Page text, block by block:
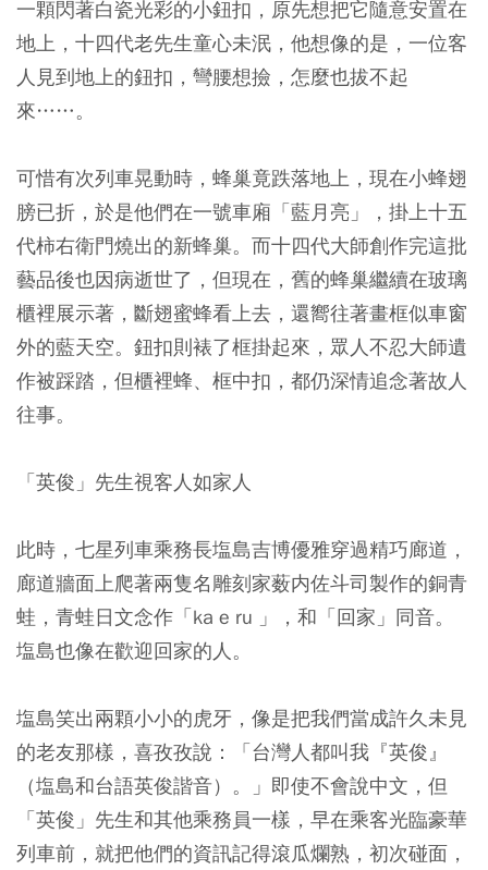
一顆閃著白瓷光彩的小鈕扣，原先想把它隨意安置在
地上，十四代老先生童心未泯，他想像的是，一位客
人見到地上的鈕扣，彎腰想撿，怎麼也拔不起
來……。
可惜有次列車晃動時，蜂巢竟跌落地上，現在小蜂翅
膀已折，於是他們在一號車廂「藍月亮」，掛上十五
代柿右衛門燒出的新蜂巢。而十四代大師創作完這批
藝品後也因病逝世了，但現在，舊的蜂巢繼續在玻璃
櫃裡展示著，斷翅蜜蜂看上去，還嚮往著畫框似車窗
外的藍天空。鈕扣則裱了框掛起來，眾人不忍大師遺
作被踩踏，但櫃裡蜂、框中扣，都仍深情追念著故人
往事。
「英俊」先生視客人如家人
此時，七星列車乘務長塩島吉博優雅穿過精巧廊道，
廊道牆面上爬著兩隻名雕刻家薮内佐斗司製作的銅青
蛙，青蛙日文念作「ka e ru 」，和「回家」同音。
塩島也像在歡迎回家的人。
塩島笑出兩顆小小的虎牙，像是把我們當成許久未見
的老友那樣，喜孜孜說：「台灣人都叫我『英俊』
（塩島和台語英俊諧音）。」即使不會說中文，但
「英俊」先生和其他乘務員一樣，早在乘客光臨豪華
列車前，就把他們的資訊記得滾瓜爛熟，初次碰面，